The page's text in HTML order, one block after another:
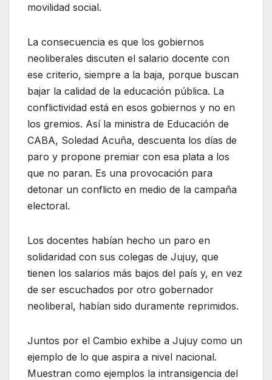
movilidad social.
La consecuencia es que los gobiernos
neoliberales discuten el salario docente con
ese criterio, siempre a la baja, porque buscan
bajar la calidad de la educación pública. La
conflictividad está en esos gobiernos y no en
los gremios. Así la ministra de Educación de
CABA, Soledad Acuña, descuenta los días de
paro y propone premiar con esa plata a los
que no paran. Es una provocación para
detonar un conflicto en medio de la campaña
electoral.
Los docentes habían hecho un paro en
solidaridad con sus colegas de Jujuy, que
tienen los salarios más bajos del país y, en vez
de ser escuchados por otro gobernador
neoliberal, habían sido duramente reprimidos.
Juntos por el Cambio exhibe a Jujuy como un
ejemplo de lo que aspira a nivel nacional.
Muestran como ejemplos la intransigencia del